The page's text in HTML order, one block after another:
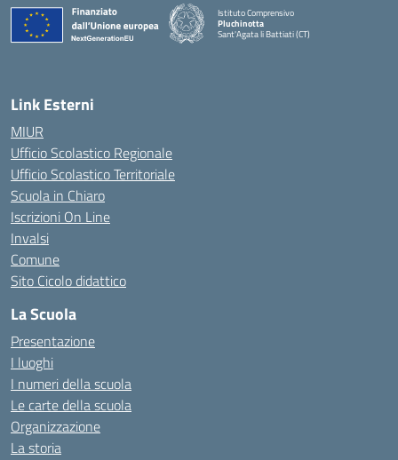
Istituto Comprensivo
Pluchinotta
Sant'Agata li Battiati (CT)
— Visita la pagina iniziale della scuola
Link Esterni
MIUR
Ufficio Scolastico Regionale
Ufficio Scolastico Territoriale
Scuola in Chiaro
Iscrizioni On Line
Invalsi
Comune
Sito Cicolo didattico
La Scuola
Presentazione
I luoghi
I numeri della scuola
Le carte della scuola
Organizzazione
La storia